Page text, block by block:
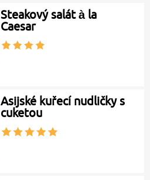
Steakový salát à la
Caesar
Asijské kuřecí nudličky s
cuketou